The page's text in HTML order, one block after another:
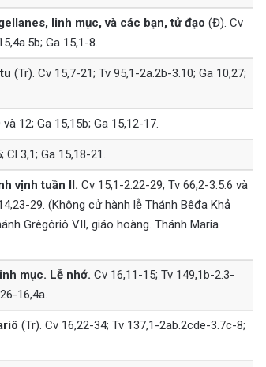
linh mục, và các bạn, tử đạo (Đ). Cv
Ga 15,1-8.
(Tr). Cv 15,7-21; Tv 95,1-2a.2b-3.10; Ga 10,27;
12; Ga 15,15b; Ga 15,12-17.
3,1; Ga 15,18-21.
vịnh tuần II. Cv 15,1-2.22-29; Tv 66,2-3.5.6 và
29. (Không cử hành lễ Thánh Bêđa Khả
Grêgôriô VII, giáo hoàng. Thánh Maria
mục. Lễ nhớ. Cv 16,11-15; Tv 149,1b-2.3-
16,4a.
(Tr). Cv 16,22-34; Tv 137,1-2ab.2cde-3.7c-8;